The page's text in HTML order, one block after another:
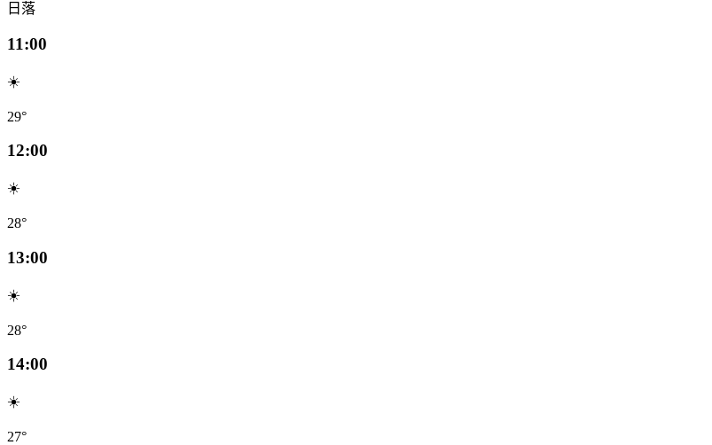
日落
11:00
☀️
29°
12:00
☀️
28°
13:00
☀️
28°
14:00
☀️
27°